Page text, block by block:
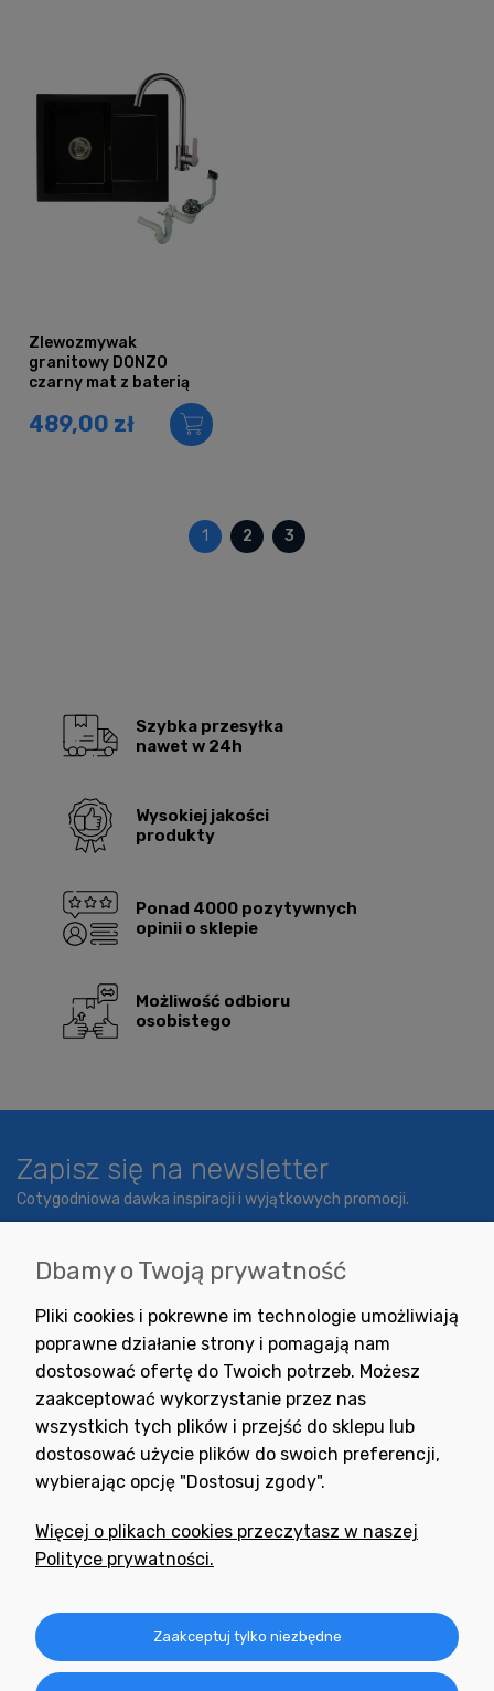
Zlewozmywak
granitowy DONZO
czarny mat z baterią
489,00 zł
1 2 3
Szybka przesyłka
nawet w 24h
Wysokiej jakości
produkty
Ponad 4000 pozytywnych
opinii o sklepie
Możliwość odbioru
osobistego
Zapisz się na newsletter
Cotygodniowa dawka inspiracji i wyjątkowych promocji.
Wyrażam zgodę na otrzymywanie newslettera z inspiracjami,
nowościami i promocjami.
Potrzebujesz pomocy
+48 791 806 804
Informacje
Obsługa zamówień
Dbamy o Twoją prywatność
Pliki cookies i pokrewne im technologie umożliwiają
poprawne działanie strony i pomagają nam
dostosować ofertę do Twoich potrzeb. Możesz
zaakceptować wykorzystanie przez nas
wszystkich tych plików i przejść do sklepu lub
dostosować użycie plików do swoich preferencji,
wybierając opcję "Dostosuj zgody".
Więcej o plikach cookies przeczytasz w naszej
Polityce prywatności.
Zaakceptuj tylko niezbędne